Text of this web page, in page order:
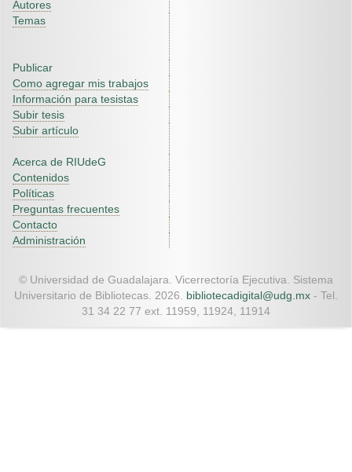
Autores
Temas
Publicar
Como agregar mis trabajos
Información para tesistas
Subir tesis
Subir artículo
Acerca de RIUdeG
Contenidos
Políticas
Preguntas frecuentes
Contacto
Administración
© Universidad de Guadalajara. Vicerrectoría Ejecutiva. Sistema
Universitario de Bibliotecas. 2026. bibliotecadigital@udg.mx - Tel.
31 34 22 77 ext. 11959, 11924, 11914